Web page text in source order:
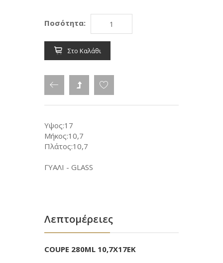
Ποσότητα:
Στο Καλάθι
Υψος:17
Μήκος:10,7
Πλάτος:10,7
ΓΥΑΛΙ - GLASS
Λεπτομέρειες
COUPE 280ML 10,7X17ΕΚ